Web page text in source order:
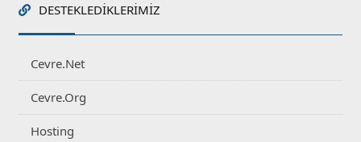
DESTEKLEDIKLERIMIZ
Cevre.Net
Cevre.Org
Hosting